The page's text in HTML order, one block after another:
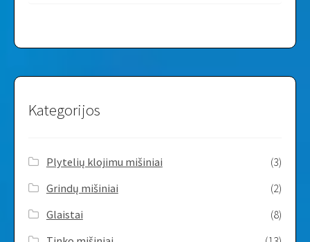
t
t
o
n
f
Kategorijos
Plytelių klojimu mišiniai
(3)
Grindų mišiniai
(2)
Glaistai
(8)